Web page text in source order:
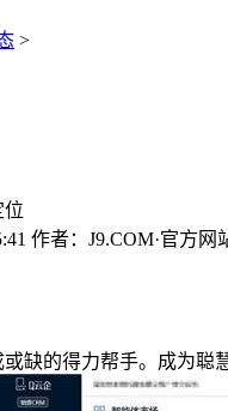
>
位
作者： J9.COM·官方网
的得力帮手。成为聪慧